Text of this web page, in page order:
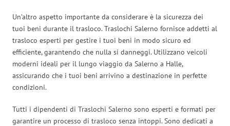
Un’altro aspetto importante da considerare è la sicurezza dei
tuoi beni durante il trasloco. Traslochi Salerno fornisce addetti al
trasloco esperti per gestire i tuoi beni in modo sicuro ed
efficiente, garantendo che nulla si danneggi. Utilizzano veicoli
moderni ideali per il lungo viaggio da Salerno a Halle,
assicurando che i tuoi beni arrivino a destinazione in perfette
condizioni.
Tutti i dipendenti di Traslochi Salerno sono esperti e formati per
garantire un processo di trasloco senza intoppi. Sono dedicati a